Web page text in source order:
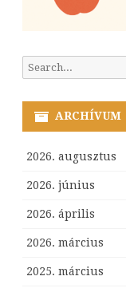
Search
for:
ARCHÍVUM
2026. augusztus
2026. június
2026. április
2026. március
2025. március